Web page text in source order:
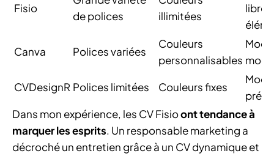
Fisio
de polices
illimitées
libre
Canva
Polices variées
Couleurs
personnalisables
CVDesignR Polices limitées Couleurs fixes
Dans mon expérience, les CV Fisioont tendance à
marquer les esprits. Un responsable marketing a
décroché un entretien grâce à un CV dynamique et